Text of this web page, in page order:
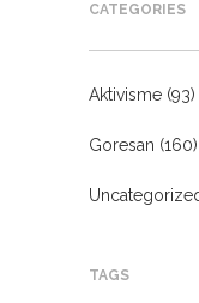
CATEGORIES
Aktivisme (93)
Goresan (160)
TAGS